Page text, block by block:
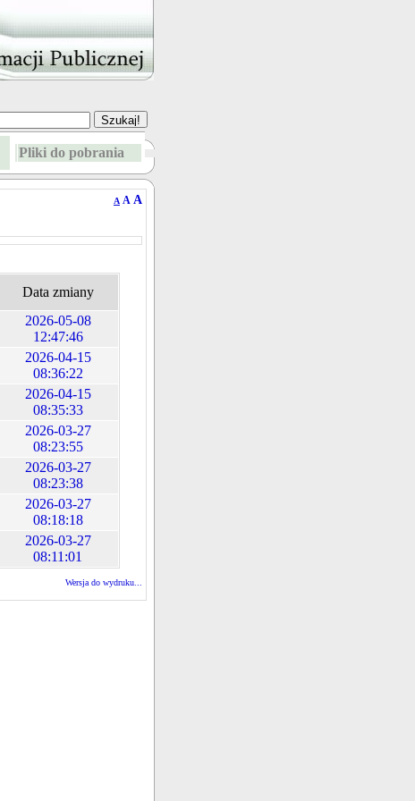
Pliki do pobrania
A A A
Data zmiany
2026-05-08
12:47:46
2026-04-15
08:36:22
2026-04-15
08:35:33
2026-03-27
08:23:55
2026-03-27
08:23:38
2026-03-27
08:18:18
2026-03-27
08:11:01
Wersja do wydruku...